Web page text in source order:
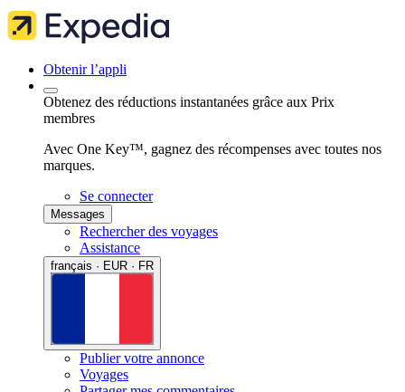
Obtenir l’appli
Obtenez des réductions instantanées grâce aux Prix
membres
Avec One Key™, gagnez des récompenses avec toutes nos
marques.
Se connecter
Messages
Rechercher des voyages
Assistance
français · EUR · FR
Publier votre annonce
Voyages